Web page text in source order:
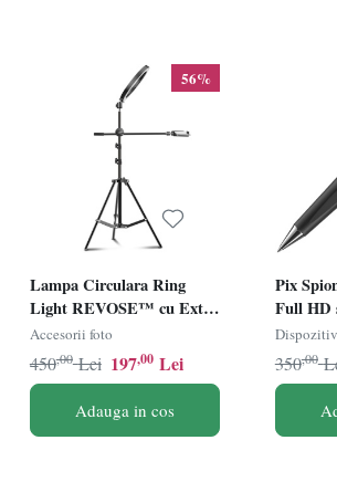
56%
Lampa Circulara Ring
Light REVOSE™ cu Extra
Brat, Diametru
26cm/10inch LED, Lumina
Naturala/Rece/Calda,
Trepied 210 cm Inclus,
Telecomanda Bluetooth
Accesorii foto
197,00 Lei
450,00 Lei
Adauga in cos
Pix
Full HD
Foto,
Camera
350,00